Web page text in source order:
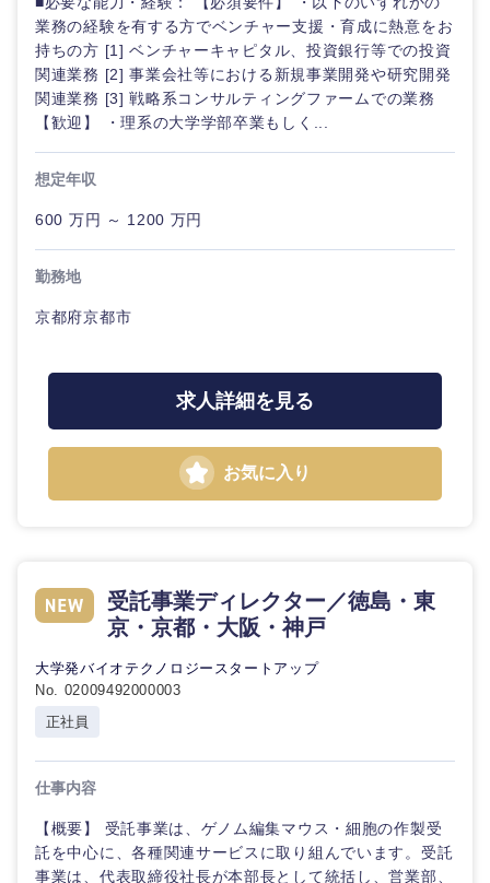
東海地方
岐阜県 静岡県
業務の経験を有する方でベンチャー支援・育成に熱意をお
持ちの方 [1] ベンチャーキャピタル、投資銀行等での投資
関連業務 [2] 事業会社等における新規事業開発や研究開発
関連業務 [3] 戦略系コンサルティングファームでの業務
【歓迎】 ・理系の大学学部卒業もしく...
想定年収
600 万円 ～ 1200 万円
勤務地
京都府京都市
求人詳細を見る
お気に入り
受託事業ディレクター／徳島・東
京・京都・大阪・神戸
大学発バイオテクノロジースタートアップ
No. 02009492000003
正社員
仕事内容
【概要】 受託事業は、ゲノム編集マウス・細胞の作製受
託を中心に、各種関連サービスに取り組んでいます。受託
事業は、代表取締役社長が本部長として統括し、営業部、